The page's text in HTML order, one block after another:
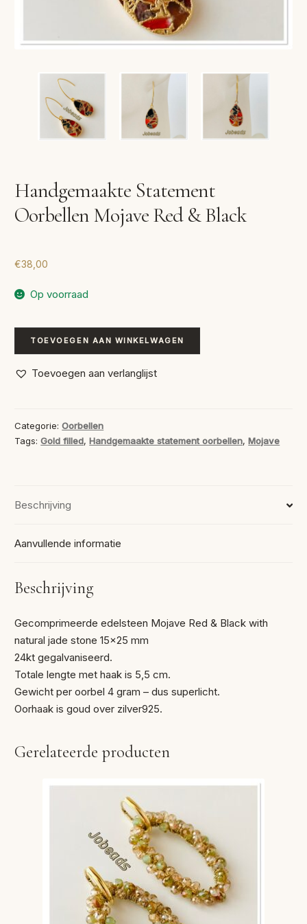
Handgemaakte Statement
Oorbellen Mojave Red & Black
€38,00
Op voorraad
Handgemaakte
Statement
Oorbellen
&
Black
TOEVOEGEN AAN WINKELWAGEN
Toevoegen aan verlanglijst
Categorie:Oorbellen
Tags:Gold filled,Handgemaakte statement oorbellen,Mojave
Beschrijving
Aanvullende informatie
Beschrijving
Gecomprimeerde edelsteen Mojave Red & Black with
natural jade stone 15×25 mm
24kt gegalvaniseerd.
Totale lengte met haak is 5,5 cm.
Gewicht per oorbel 4 gram – dus superlicht.
Oorhaak is goud over zilver925.
Gerelateerde producten